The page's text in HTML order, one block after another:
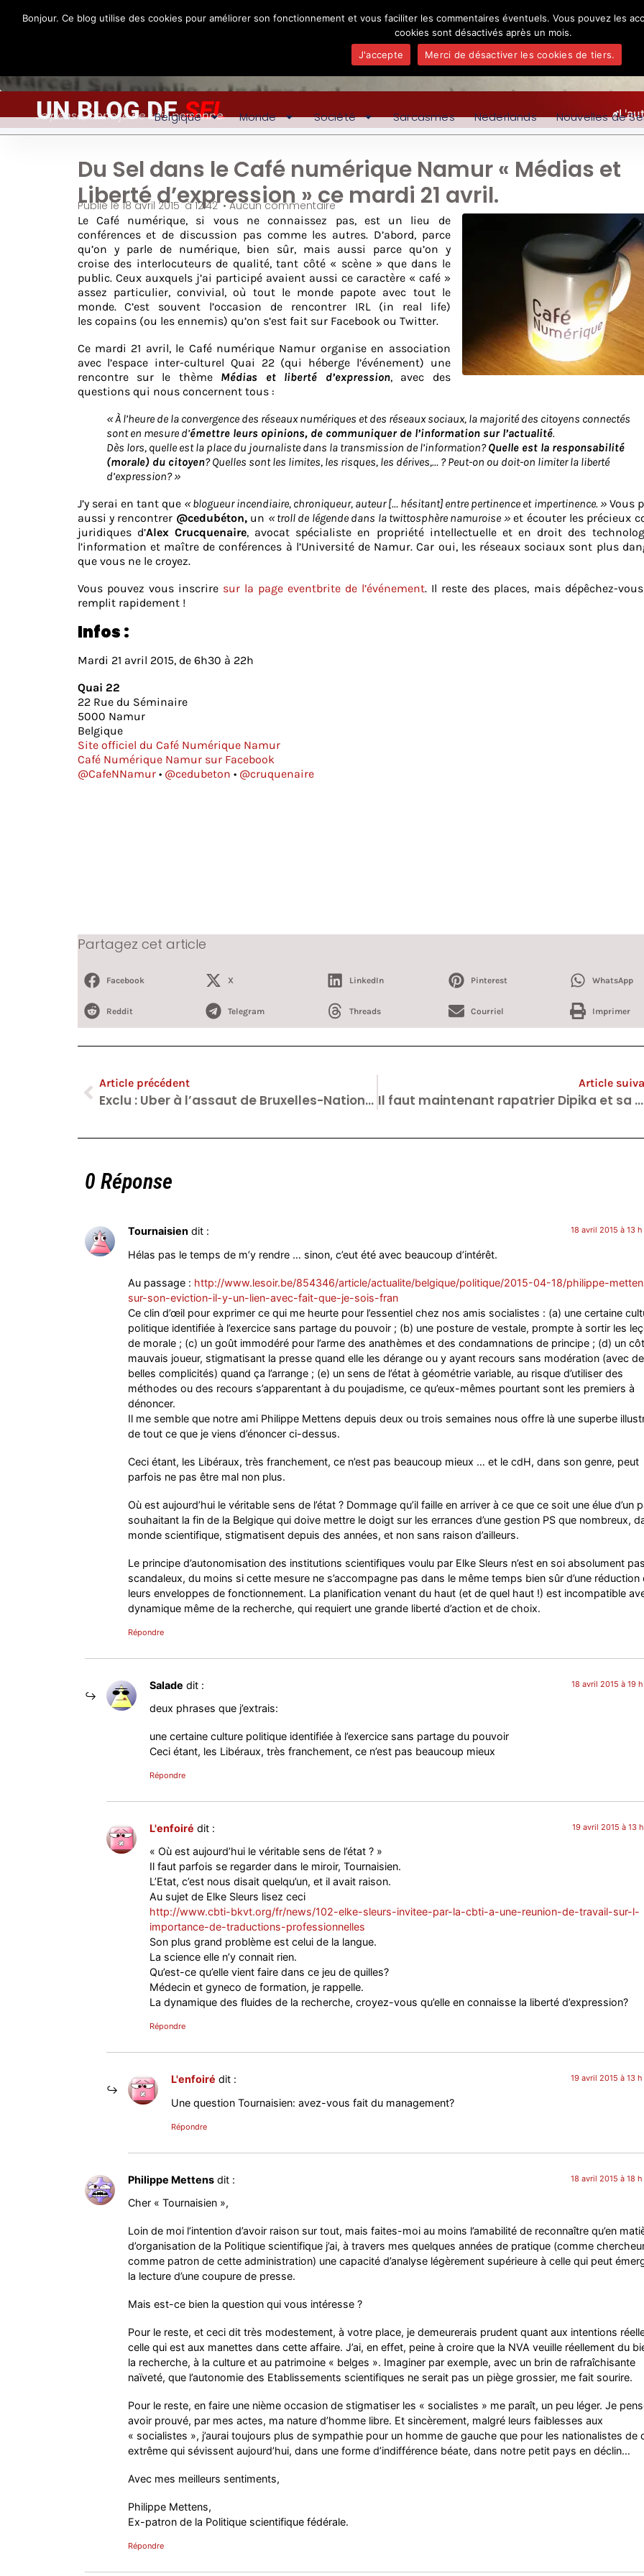
UN BLOG DESEL
Je pense, donc je ne suis personne
Belgique Monde Société Sarcasmes Nederlands Nouvelles de
Du Sel dans le Café numérique Namur « Médias et
Liberté d’expression » ce mardi 21 avril.
Publié le18 avril 2015 à 12:42 •Aucun commentaire
Partagez cet article
Le Café numérique, si vous ne connaissez pas, est un lieu de
conférences et de discussion pas comme les autres. D’abord, parce
qu’on y parle de numérique, bien sûr, mais aussi parce qu’on y
croise des interlocuteurs de qualité, tant côté « scène » que dans le
public. Ceux auxquels j’ai participé avaient aussi ce caractère « café »
assez particulier, convivial, où tout le monde papote avec tout le
monde. C’est souvent l’occasion de rencontrer IRL (in real life)
les copains (ou les ennemis) qu’on s’est fait sur Facebook ou Twitter.
Ce mardi 21 avril, le Café numérique Namur organise en association
avec l’espace inter-culturel Quai 22 (qui héberge l’événement) une
rencontre sur le thème Médias et liberté d’expression, avec des
questions qui nous concernent tous :
« À l’heure de la convergence des réseaux numériques et des réseaux sociaux, la majorité des citoyens connectés
sont en mesure d’émettre leurs opinions, de communiquer de l’information sur l’actualité.
Dès lors, quelle est la place du journaliste dans la transmission de l’information?Quelle est la responsabilité
(morale) du citoyen? Quelles sont les limites, les risques, les dérives,… ? Peut-on ou doit-on limiter la liberté
d’expression? »
J’y serai en tant que « blogueur incendiaire, chroniqueur, auteur [… hésitant] entre pertinence et impertinence. »Vous
aussi y rencontrer @cedubéton,un « troll de légende dans la twittosphère namuroise »et écouter les précieux
juridiques d’Alex Crucquenaire, avocat spécialiste en propriété intellectuelle et en droit des
l’information et maître de conférences à l’Université de Namur. Car oui, les réseaux sociaux sont plus
que vous ne le croyez.
Vous pouvez vous inscrire sur la page eventbrite de l’événement. Il reste des places, mais dépêchez-
remplit rapidement !
Infos :
Mardi 21 avril 2015, de 6h30 à 22h
Quai 22
22 Rue du Séminaire
5000 Namur
Belgique
Site officiel du Café Numérique Namur
Café Numérique Namur sur Facebook
@CafeNNamur• @cedubeton • @cruquenaire
Facebook X LinkedIn Pinterest WhatsApp
Reddit Telegram Threads Courriel Imprimer
Article précédent
Exclu : Uber à l’assaut de Bruxelles-National (Zaventem) – MàJ
Article
Il faut maintenant rapatrier Dipika et sa maman, du Népal.
0 Réponse
Tournaisien dit : 18 avril 2015 à 13
Hélas pas le temps de m’y rendre … sinon, c’eut été avec beaucoup d’intérêt.
Au passage : http://www.lesoir.be/854346/article/actualite/belgique/politique/2015-04-18/philippe-
sur-son-eviction-il-y-un-lien-avec-fait-que-je-sois-fran
Ce clin d’œil pour exprimer ce qui me heurte pour l’essentiel chez nos amis socialistes : (a) une certaine
politique identifiée à l’exercice sans partage du pouvoir ; (b) une posture de vestale, prompte à sortir les
de morale ; (c) un goût immodéré pour l’arme des anathèmes et des condamnations de principe ; (d) un
mauvais joueur, stigmatisant la presse quand elle les dérange ou y ayant recours sans modération (avec de
belles complicités) quand ça l’arrange ; (e) un sens de l’état à géométrie variable, au risque d’utiliser des
méthodes ou des recours s’apparentant à du poujadisme, ce qu’eux-mêmes pourtant sont les premiers à
dénoncer.
Il me semble que notre ami Philippe Mettens depuis deux ou trois semaines nous offre là une superbe
de tout ce que je viens d’énoncer ci-dessus.
Ceci étant, les Libéraux, très franchement, ce n’est pas beaucoup mieux … et le cdH, dans son genre, peut
parfois ne pas être mal non plus.
Où est aujourd’hui le véritable sens de l’état ? Dommage qu’il faille en arriver à ce que ce soit une élue d’un
souhaitant la fin de la Belgique qui doive mettre le doigt sur les errances d’une gestion PS que nombreux,
monde scientifique, stigmatisent depuis des années, et non sans raison d’ailleurs.
Le principe d’autonomisation des institutions scientifiques voulu par Elke Sleurs n’est en soi absolument pas
scandaleux, du moins si cette mesure ne s’accompagne pas dans le même temps bien sûr d’une réduction
leurs enveloppes de fonctionnement. La planification venant du haut (et de quel haut !) est incompatible
dynamique même de la recherche, qui requiert une grande liberté d’action et de choix.
Répondre
Salade dit : 18 avril 2015 à 19
deux phrases que j’extrais:
une certaine culture politique identifiée à l’exercice sans partage du pouvoir
Ceci étant, les Libéraux, très franchement, ce n’est pas beaucoup mieux
Répondre
L'enfoiré dit : 19 avril 2015 à 13
« Où est aujourd’hui le véritable sens de l’état ? »
Il faut parfois se regarder dans le miroir, Tournaisien.
L’Etat, c’est nous disait quelqu’un, et il avait raison.
Au sujet de Elke Sleurs lisez ceci
http://www.cbti-bkvt.org/fr/news/102-elke-sleurs-invitee-par-la-cbti-a-une-reunion-de-travail-sur-l-
importance-de-traductions-professionnelles
Son plus grand problème est celui de la langue.
La science elle n’y connait rien.
Qu’est-ce qu’elle vient faire dans ce jeu de quilles?
Médecin et gyneco de formation, je rappelle.
La dynamique des fluides de la recherche, croyez-vous qu’elle en connaisse la liberté d’expression?
Répondre
L'enfoiré dit : 19 avril 2015 à 13
Une question Tournaisien: avez-vous fait du management?
Répondre
Philippe Mettens dit : 18 avril 2015 à 18
Cher « Tournaisien »,
Loin de moi l’intention d’avoir raison sur tout, mais faites-moi au moins l’amabilité de reconnaître qu’en
d’organisation de la Politique scientifique j’ai, à travers mes quelques années de pratique (comme
comme patron de cette administration) une capacité d’analyse légèrement supérieure à celle qui peut
la lecture d’une coupure de presse.
Mais est-ce bien la question qui vous intéresse ?
Pour le reste, et ceci dit très modestement, à votre place, je demeurerais prudent quant aux intentions
celle qui est aux manettes dans cette affaire. J’ai, en effet, peine à croire que la NVA veuille réellement du
la recherche, à la culture et au patrimoine « belges ». Imaginer par exemple, avec un brin de rafraîchisante
naïveté, que l’autonomie des Etablissements scientifiques ne serait pas un piège grossier, me fait sourire.
Pour le reste, en faire une nième occasion de stigmatiser les « socialistes » me paraît, un peu léger. Je
avoir prouvé, par mes actes, ma nature d’homme libre. Et sincèrement, malgré leurs faiblesses aux
« socialistes », j’aurai toujours plus de sympathie pour un homme de gauche que pour les nationalistes de
extrême qui sévissent aujourd’hui, dans une forme d’indifférence béate, dans notre petit pays en déclin…
Avec mes meilleurs sentiments,
Philippe Mettens,
Ex-patron de la Politique scientifique fédérale.
Répondre
Bonjour. Ce blog utilise des cookies pour améliorer son fonctionnement et vous faciliter les commentaires éventuels. Vous pouvez les
cookies sont désactivés après un mois.
J'accepte
Merci de désactiver les cookies de tiers.